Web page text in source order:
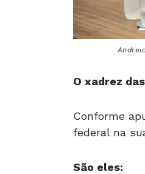
O xadrez
Conforme
federal na
São eles: